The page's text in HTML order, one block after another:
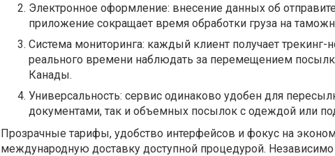
Электронное оформление: внесение данных об
приложение сокращает время обработки груза на
Система мониторинга: каждый клиент получает
реального времени наблюдать за перемещением
Канады.
Универсальность: сервис одинаково удобен для
документами, так и объемных посылок с одеждой или
Прозрачные тарифы, удобство интерфейсов и фокус на
международную доставку доступной процедурой. Независимо